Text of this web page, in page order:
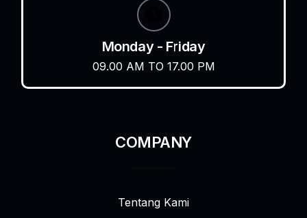
Monday - Friday
09.00 AM TO 17.00 PM
COMPANY
Tentang Kami